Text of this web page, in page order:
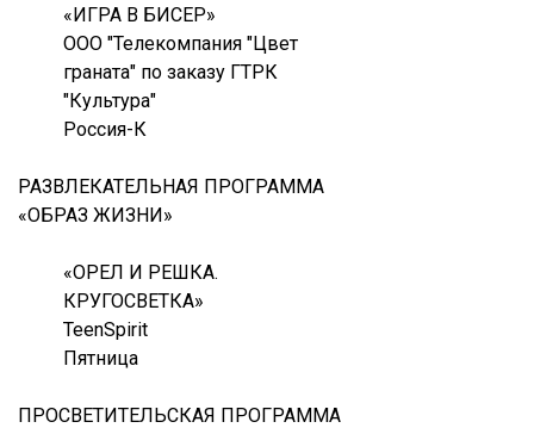
«ИГРА В БИСЕР»
ООО "Телекомпания "Цвет
граната" по заказу ГТРК
"Культура"
Россия-К
РАЗВЛЕКАТЕЛЬНАЯ ПРОГРАММА
«ОБРАЗ ЖИЗНИ»
«ОРЕЛ И РЕШКА.
КРУГОСВЕТКА»
TeenSpirit
Пятница
ПРОСВЕТИТЕЛЬСКАЯ ПРОГРАММА